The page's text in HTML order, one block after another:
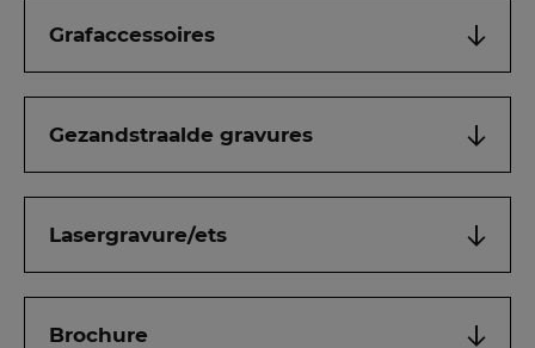
Grafaccessoires
Gezandstraalde gravures
Lasergravure/ets
Brochure